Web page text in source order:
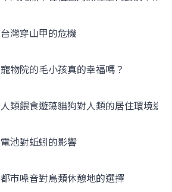
台灣穿山甲的危機
寵物院的毛小孩真的幸福嗎？
人類餵食遊蕩貓狗對人類的居住環境造
電池對蚯蚓的影響
都市噪音對鳥類休憩地的選擇